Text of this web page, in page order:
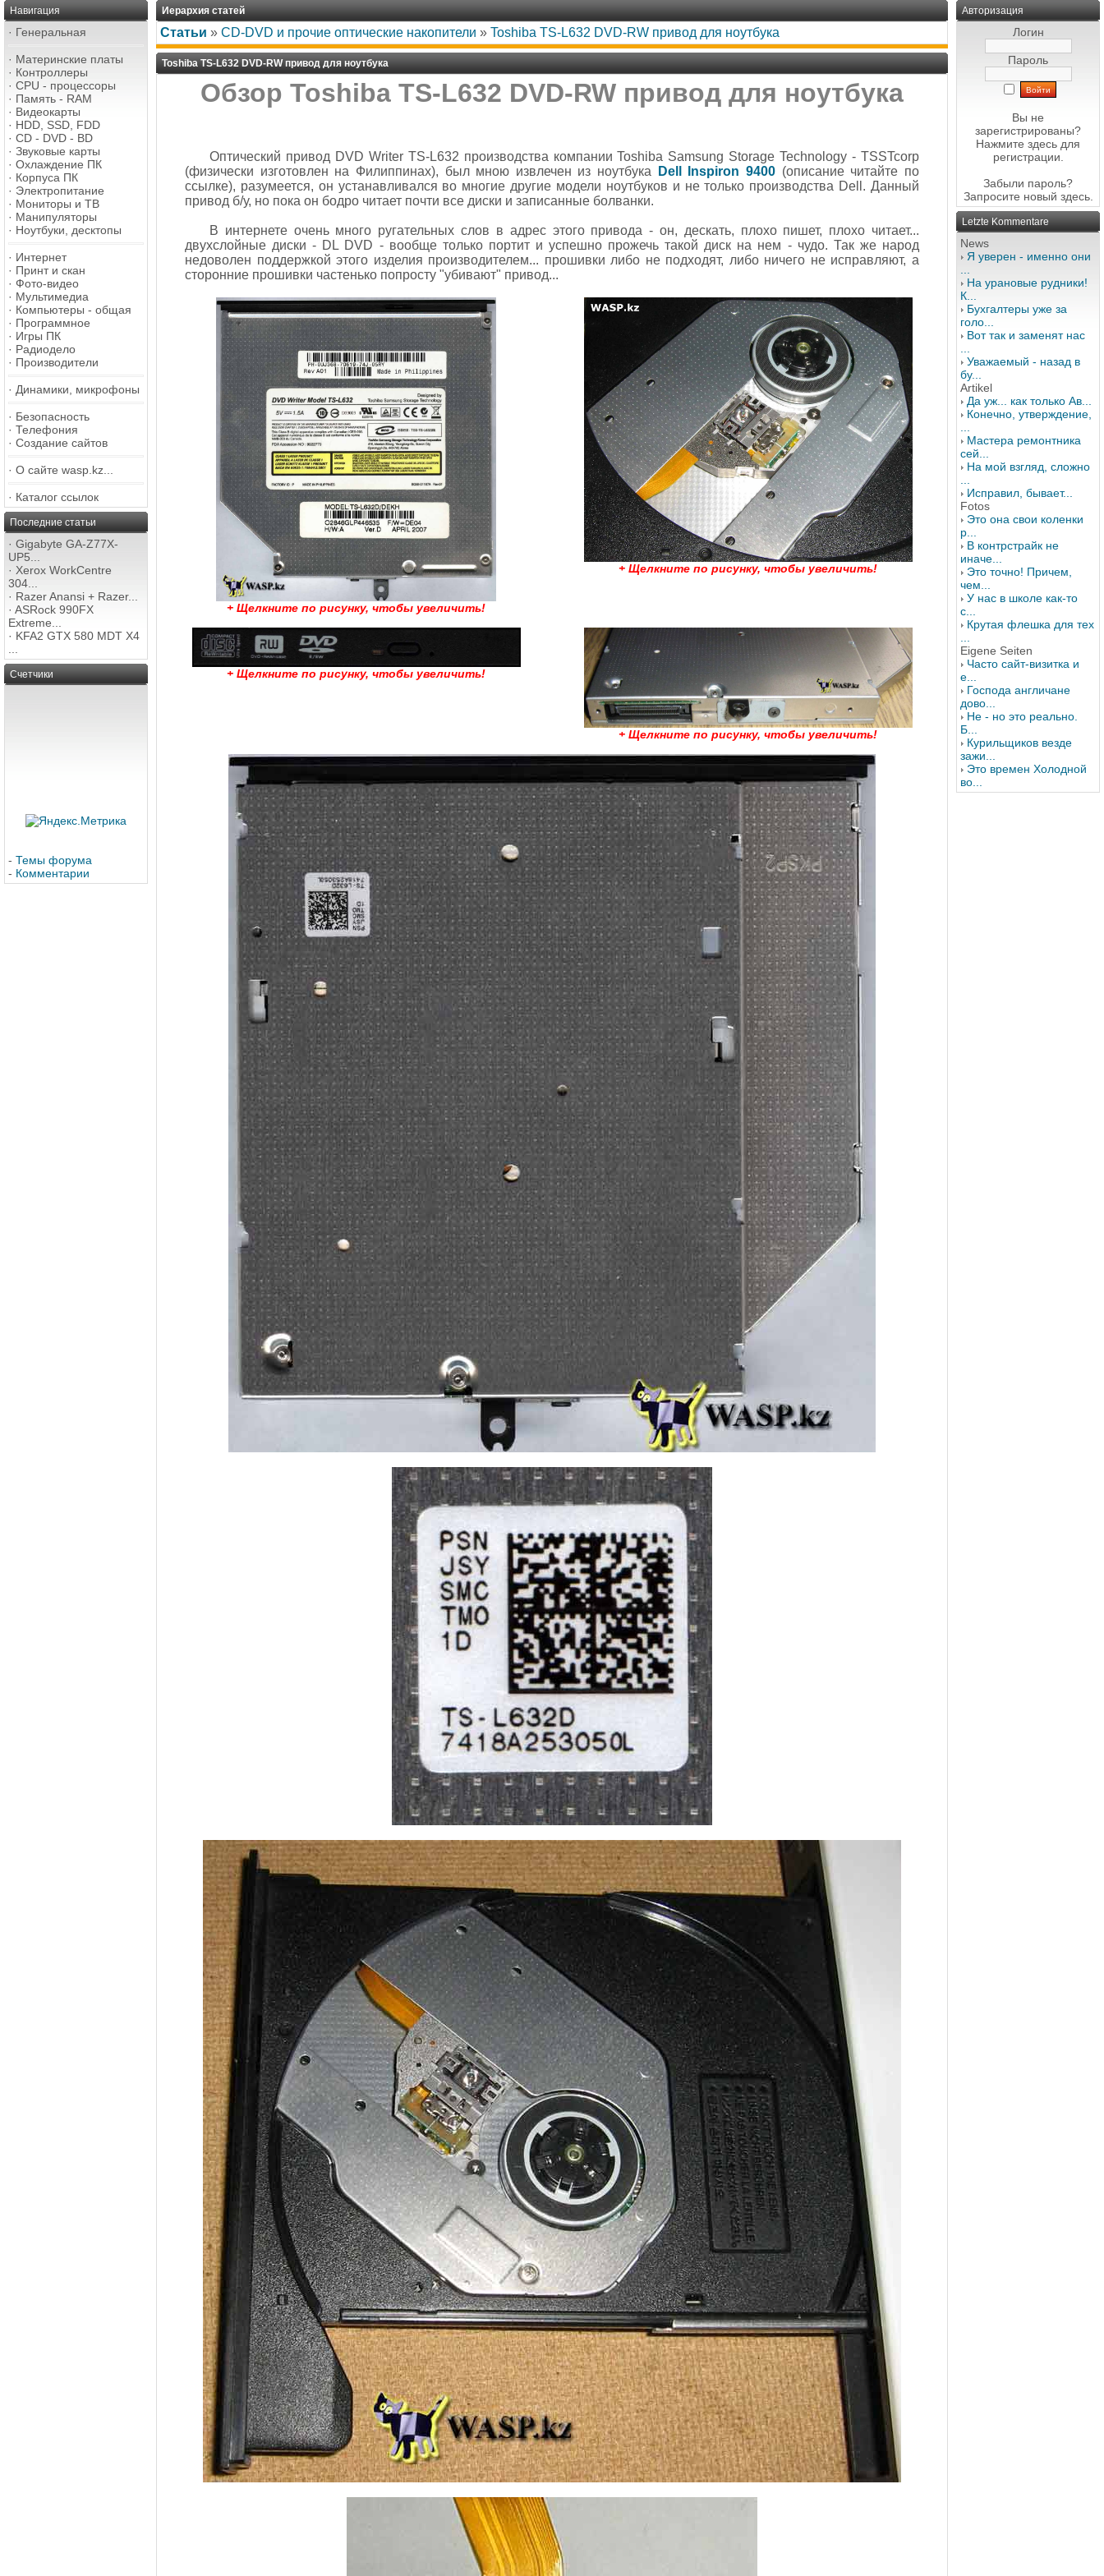
Навигация
· Генеральная
· Материнские платы
· Контроллеры
· CPU - процессоры
· Память - RAM
· Видеокарты
· HDD, SSD, FDD
· CD - DVD - BD
· Звуковые карты
· Охлаждение ПК
· Корпуса ПК
· Электропитание
· Мониторы и ТВ
· Манипуляторы
· Ноутбуки, десктопы
· Интернет
· Принт и скан
· Фото-видео
· Мультимедиа
· Компьютеры - общая
· Программное
· Игры ПК
· Радиодело
· Производители
· Динамики, микрофоны
· Безопасность
· Телефония
· Создание сайтов
· О сайте wasp.kz...
· Каталог ссылок
Последние статьи
· Gigabyte GA-Z77X-
UP5...
· Xerox WorkCentre
304...
· Razer Anansi + Razer...
· ASRock 990FX
Extreme...
· KFA2 GTX 580 MDT X4
Счетчики
- Темы форума
- Комментарии
Иерархия статей
Статьи » CD-DVD и прочие оптические накопители » Toshiba TS-L632 DVD-RW привод для ноутбука
Toshiba TS-L632 DVD-RW привод для ноутбука
Обзор Toshiba TS-L632 DVD-RW привод для ноутбука
Оптический привод DVD Writer TS-L632 производства компании Toshiba Samsung Storage Technology - TSSTcorp
(физически изготовлен на Филиппинах), был мною извлечен из ноутбука
Dell Inspiron 9400 (описание читайте по
ссылке), разумеется, он устанавливался во многие другие модели ноутбуков и не только производства Dell. Данный
привод б/у, но пока он бодро читает почти все диски и записанные болванки.
В интернете очень много ругательных слов в адрес этого привода - он, дескать, плохо пишет, плохо читает...
двухслойные диски - DL DVD - вообще только портит и успешно прожечь такой диск на нем - чудо. Так же народ
недоволен поддержкой этого изделия производителем... прошивки либо не подходят, либо ничего не исправляют, а
сторонние прошивки частенько попросту "убивают" привод...
+ Щелкните по рисунку, чтобы увеличить!
+ Щелкните по рисунку, чтобы увеличить!
+ Щелкните по рисунку, чтобы увеличить!
+ Щелкните по рисунку, чтобы увеличить!
Авторизация
Логин
Пароль
Вы не
зарегистрированы?
Нажмите здесь для
регистрации.
Забыли пароль?
Запросите новый здесь.
Letzte Kommentare
News
Я уверен - именно они
На урановые рудники!
К...
Бухгалтеры уже за
голо...
Вот так и заменят нас
Уважаемый - назад в
бу...
Artikel
Да уж... как только Ав...
Конечно, утверждение,
Мастера ремонтника
сей...
На мой взгляд, сложно
Исправил, бывает...
Fotos
Это она свои коленки
р...
В контрстрайк не
иначе...
Это точно! Причем,
чем...
У нас в школе как-то
с...
Крутая флешка для тех
Eigene Seiten
Часто сайт-визитка и
е...
Господа англичане
дово...
Не - но это реально.
Б...
Курильщиков везде
зажи...
Это времен Холодной
во...